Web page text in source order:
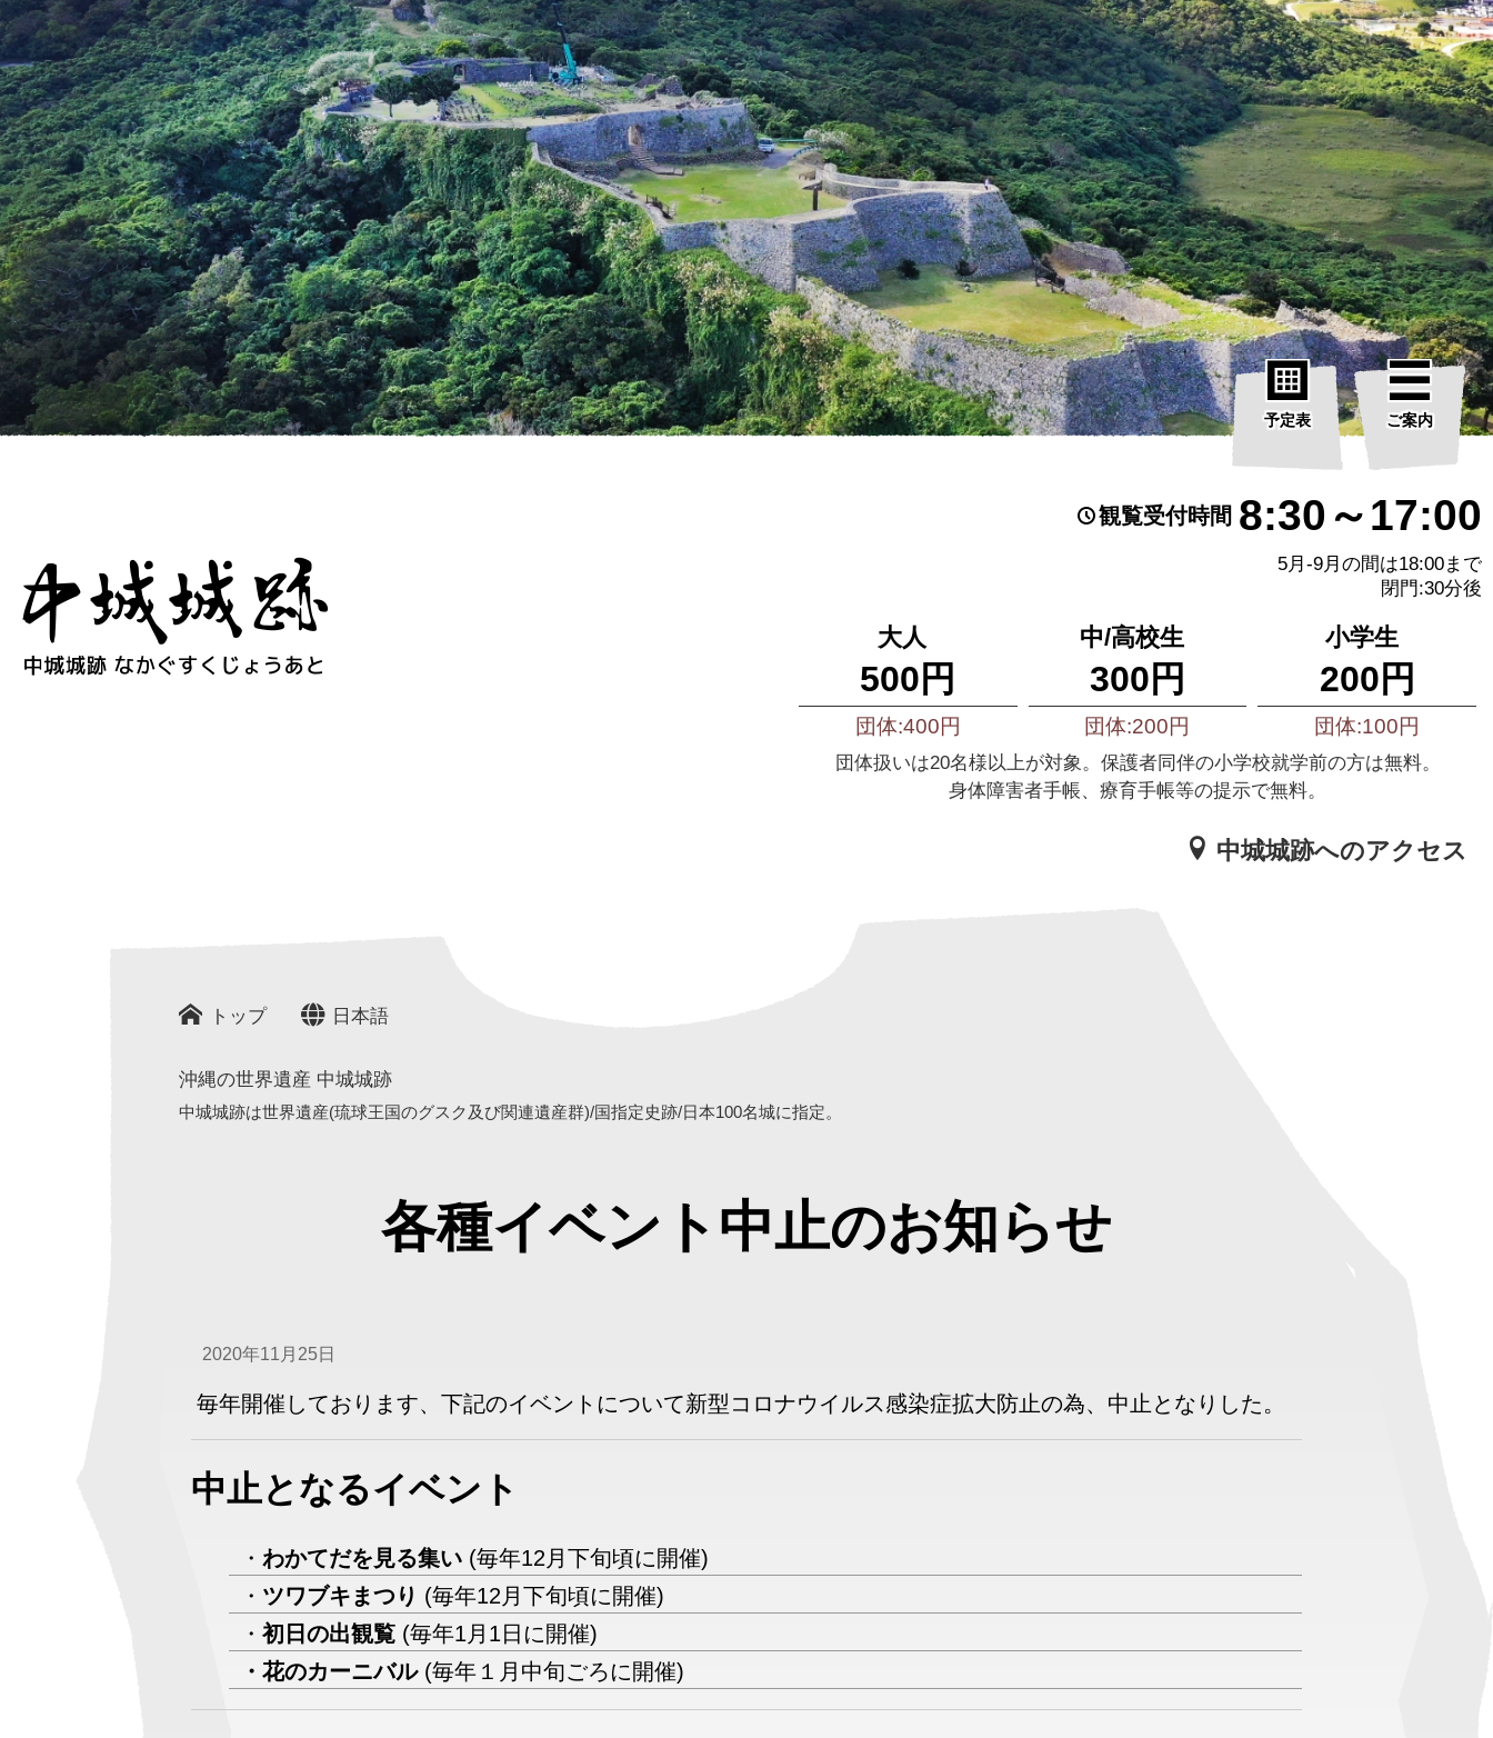
予定表 ご案内
観覧受付時間 8:30～17:00
5月-9月の間は18:00まで
閉門:30分後
大人
500円
団体:400円
中/高校生
300円
団体:200円
小学生
200円
団体:100円
団体扱いは20名様以上が対象。保護者同伴の小学校就学前の方は無料。
身体障害者手帳、療育手帳等の提示で無料。
中城城跡へのアクセス
トップ 日本語
沖縄の世界遺産 中城城跡
中城城跡は世界遺産(琉球王国のグスク及び関連遺産群)/国指定史跡/日本100名城に指定。
各種イベント中止のお知らせ
2020年11月25日
毎年開催しております、下記のイベントについて新型コロナウイルス感染症拡大防止の為、中止となりした。
中止となるイベント
・ わかてだを見る集い (毎年12月下旬頃に開催)
・ ツワブキまつり (毎年12月下旬頃に開催)
・ 初日の出観覧 (毎年1月1日に開催)
・花のカーニバル (毎年１月中旬ごろに開催)